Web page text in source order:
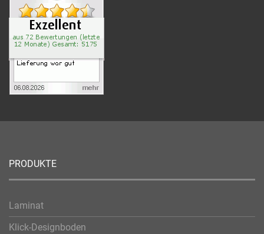
PRODUKTE
Laminat
Klick-Designboden